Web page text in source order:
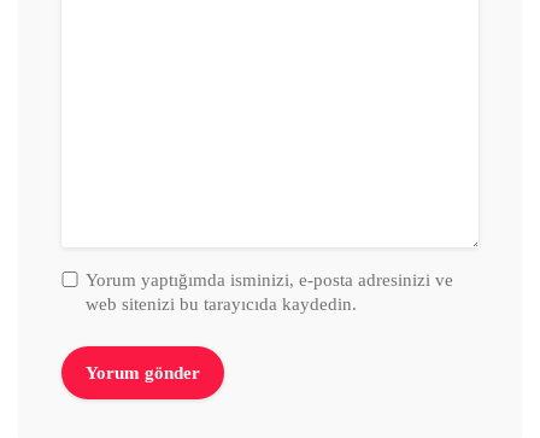
Yorum yaptığımda isminizi, e-posta adresinizi ve
web sitenizi bu tarayıcıda kaydedin.